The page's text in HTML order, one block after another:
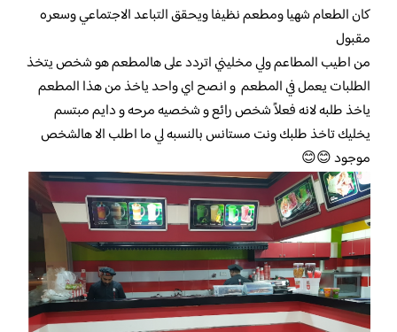
كان الطعام شهيا ومطعم نظيفا ويحقق التباعد الاجتماعي وسعره
مقبول
من اطيب المطاعم ولي مخليني اتردد على هالمطعم هو شخص يتخذ
الطلبات يعمل في المطعم و انصح اي واحد ياخذ من هذا المطعم
ياخذ طلبه لانه فعلاً شخص رائع و شخصيه مرحه و دايم مبتسم
يخليك تاخذ طلبك ونت مستانس بالنسبه لي ما اطلب الا هالشخص
موجود 😊😊